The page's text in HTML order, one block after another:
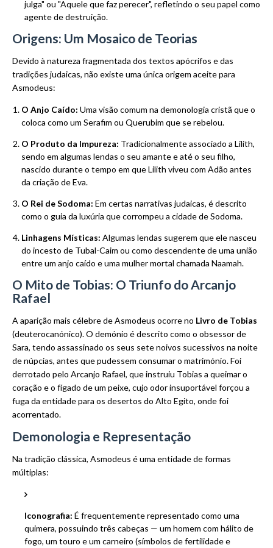
julga" ou "Aquele que faz perecer", refletindo o seu papel como
agente de destruição.
Origens: Um Mosaico de Teorias
Devido à natureza fragmentada dos textos apócrifos e das
tradições judaicas, não existe uma única origem aceite para
Asmodeus:
O Anjo Caído: Uma visão comum na demonologia cristã que o
coloca como um Serafim ou Querubim que se rebelou.
O Produto da Impureza: Tradicionalmente associado a Lilith,
sendo em algumas lendas o seu amante e até o seu filho,
nascido durante o tempo em que Lilith viveu com Adão antes
da criação de Eva.
O Rei de Sodoma: Em certas narrativas judaicas, é descrito
como o guia da luxúria que corrompeu a cidade de Sodoma.
Linhagens Místicas: Algumas lendas sugerem que ele nasceu
do incesto de Tubal-Caim ou como descendente de uma união
entre um anjo caído e uma mulher mortal chamada Naamah.
O Mito de Tobias: O Triunfo do Arcanjo
Rafael
A aparição mais célebre de Asmodeus ocorre no Livro de Tobias
(deuterocanónico). O demónio é descrito como o obsessor de
Sara, tendo assassinado os seus sete noivos sucessivos na noite
de núpcias, antes que pudessem consumar o matrimónio. Foi
derrotado pelo Arcanjo Rafael, que instruiu Tobias a queimar o
coração e o fígado de um peixe, cujo odor insuportável forçou a
fuga da entidade para os desertos do Alto Egito, onde foi
acorrentado.
Demonologia e Representação
Na tradição clássica, Asmodeus é uma entidade de formas
múltiplas:
Iconografia: É frequentemente representado como uma
quimera, possuindo três cabeças — um homem com hálito de
fogo, um touro e um carneiro (símbolos de fertilidade e